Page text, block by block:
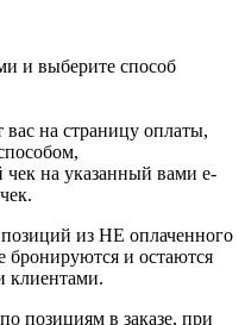
и выберите способ
вас на страницу оплаты,
на указанный вами e-
из НЕ оплаченного
бронируются и остаются
клиентами.
позициям в заказе, при